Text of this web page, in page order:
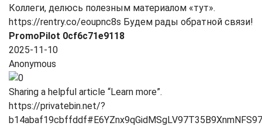
Коллеги, делюсь полезным материалом «тут».
https://rentry.co/eoupnc8s Будем рады обратной связи!
PromoPilot 0cf6c71e9118
2025-11-10
Anonymous
Sharing a helpful article “Learn more”.
https://privatebin.net/?